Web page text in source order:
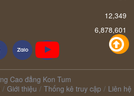
12,349
6,878,601
Cao đẳng Kon Tum
Giới thiệu Thống kê truy cập Liên hệ